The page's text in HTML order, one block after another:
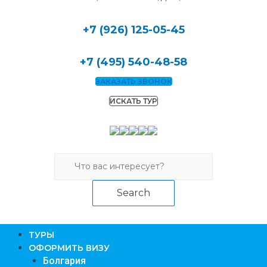
+7 (926) 125-05-45
+7 (495) 540-48-58
ЗАКАЗАТЬ ЗВОНОК
ИСКАТЬ ТУР
Search
TУРЫ
ОФОРМИТЬ ВИЗУ
Болгария